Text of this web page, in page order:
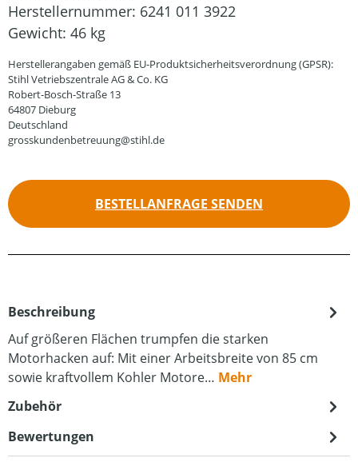
Herstellernummer: 6241 011 3922
Gewicht: 46 kg
Herstellerangaben gemäß EU-Produktsicherheitsverordnung (GPSR):
Stihl Vetriebszentrale AG & Co. KG
Robert-Bosch-Straße 13
64807 Dieburg
Deutschland
grosskundenbetreuung@stihl.de
BESTELLANFRAGE SENDEN
Beschreibung
Auf größeren Flächen trumpfen die starken
Motorhacken auf: Mit einer Arbeitsbreite von 85 cm
sowie kraftvollem Kohler Motore… Mehr
Zubehör
Bewertungen